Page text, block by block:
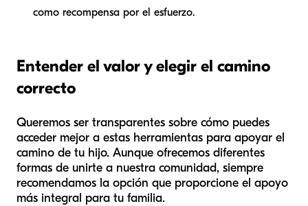
como recompensa por el esfuerzo.
Entender el valor y elegir el camino
correcto
Queremos ser transparentes sobre cómo puedes
acceder mejor a estas herramientas para apoyar el
camino de tu hijo. Aunque ofrecemos diferentes
formas de unirte a nuestra comunidad, siempre
recomendamos la opción que proporcione el apoyo
más integral para tu familia.